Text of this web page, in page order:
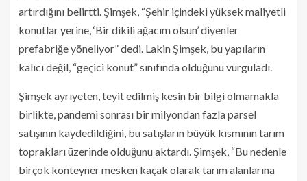
artırdığını belirtti. Şimşek, “Şehir içindeki yüksek maliyetli
konutlar yerine, ‘Bir dikili ağacım olsun’ diyenler
prefabriğe yöneliyor” dedi. Lakin Şimşek, bu yapıların
kalıcı değil, “geçici konut” sınıfında olduğunu vurguladı.
Şimşek ayrıyeten, teyit edilmiş kesin bir bilgi olmamakla
birlikte, pandemi sonrası bir milyondan fazla parsel
satışının kaydedildiğini, bu satışların büyük kısmının tarım
toprakları üzerinde olduğunu aktardı. Şimşek, “Bu nedenle
birçok konteyner mesken kaçak olarak tarım alanlarına